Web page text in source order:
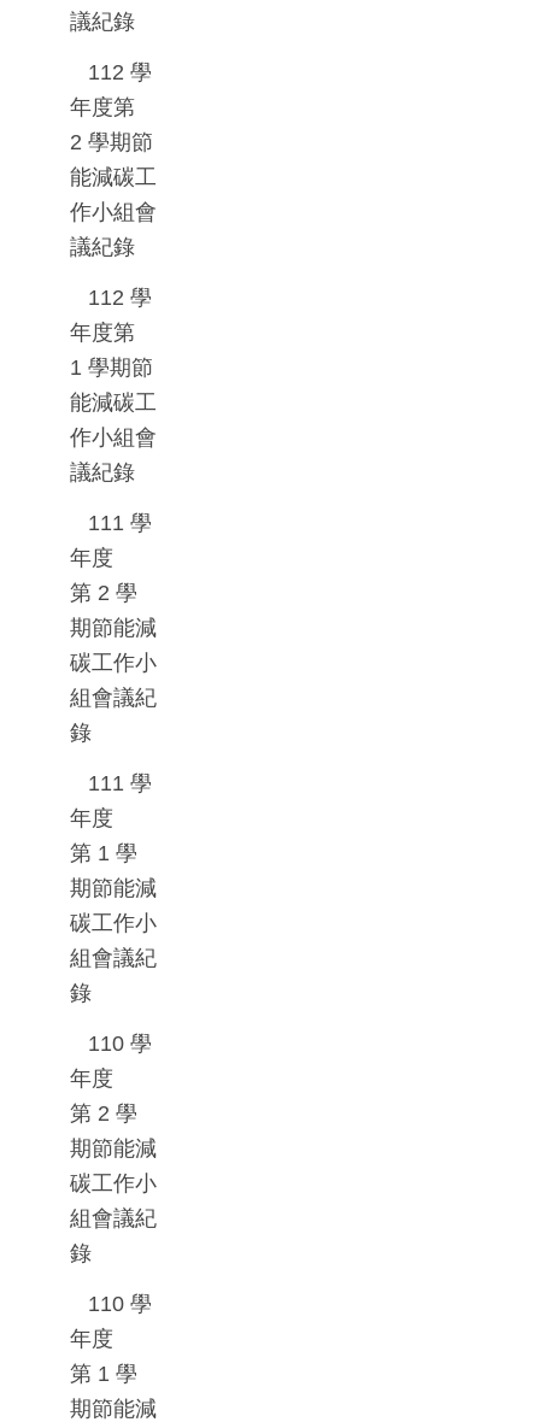
議紀錄
112 學
年度第
2 學期節
能減碳工
作小組會
議紀錄
112 學
年度第
1 學期節
能減碳工
作小組會
議紀錄
111 學
年度
第 2 學
期節能減
碳工作小
組會議紀
錄
111 學
年度
第 1 學
期節能減
碳工作小
組會議紀
錄
110 學
年度
第 2 學
期節能減
碳工作小
組會議紀
錄
110 學
年度
第 1 學
期節能減